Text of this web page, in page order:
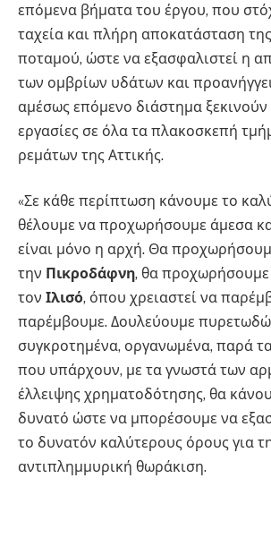
επόμενα βήματα του έργου, που
ταχεία και πλήρη αποκατάσταση
ποταμού, ώστε να εξασφαλιστεί η
των ομβρίων υδάτων και
αμέσως επόμενο διάστημα ξεκινούν
εργασίες σε όλα τα πλακοσκεπή
ρεμάτων της Αττικής.
«Σε κάθε περίπτωση κάνουμε το
θέλουμε να προχωρήσουμε άμεσα
είναι μόνο η αρχή. Θα
την Πικροδάφνη, θα προχωρήσουμε
τον Ιλισό, όπου χρειαστεί να
παρέμβουμε. Δουλεύουμε
συγκροτημένα, οργανωμένα, παρά
που υπάρχουν, με τα γνωστά των
έλλειψης χρηματοδότησης, θα
δυνατό ώστε να μπορέσουμε να
το δυνατόν καλύτερους όρους για
αντιπλημμυρική θωράκιση.